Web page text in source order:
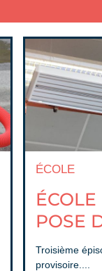
ÉCOLE
POSE
Troisième
provisoire....